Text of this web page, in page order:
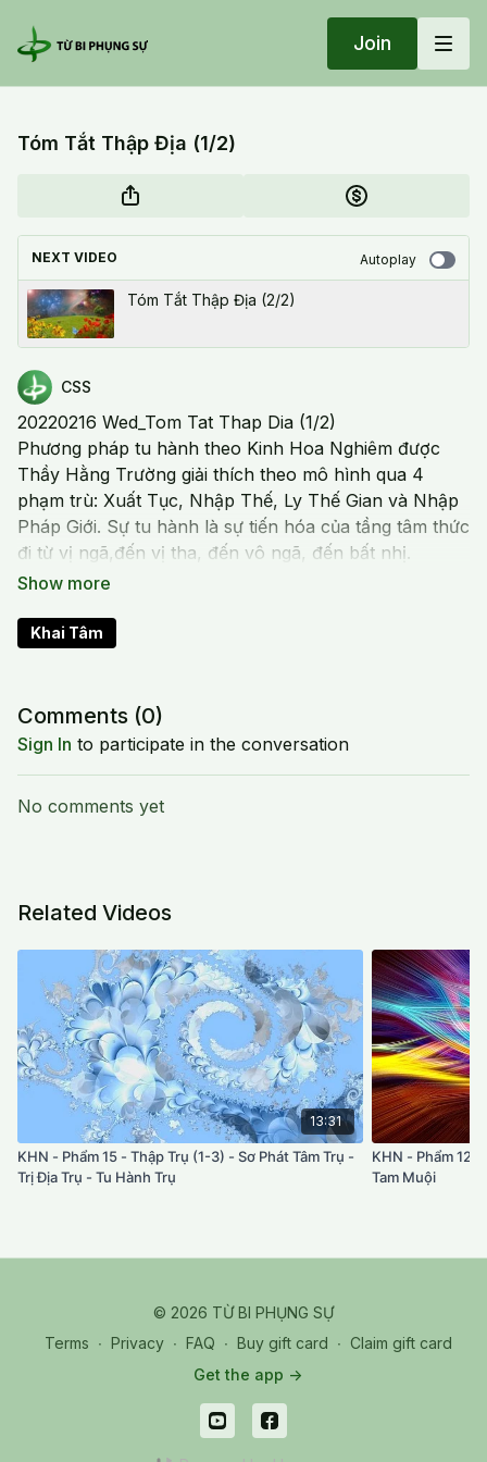
Join
Tóm Tắt Thập Địa (1/2)
NEXT VIDEO Autoplay
Tóm Tắt Thập Địa (2/2)
CSS
20220216 Wed_Tom Tat Thap Dia (1/2)
Phương pháp tu hành theo Kinh Hoa Nghiêm được
Thầy Hằng Trường giải thích theo mô hình qua 4
phạm trù: Xuất Tục, Nhập Thế, Ly Thế Gian và Nhập
Pháp Giới. Sự tu hành là sự tiến hóa của tầng tâm thức
đi từ vị ngã,đến vị tha, đến vô ngã, đến bất nhị.
Mô hình thứ nhất đi từ Xuất Tục tới Ly Thế Gian: Tu
minh vô lượng gọi là Tam Muội, lúc đó mình đi vào
minh. Chuyển hóa mạng lưới nhân duyên thành mạng
lưới quang minh.
Khai Tâm
Comments (0)
Sign In to participate in the conversation
No comments yet
Related Videos
13:31
KHN - Phẩm 15 - Thập Trụ (1-3) - Sơ Phát Tâm Trụ -
Trị Địa Trụ - Tu Hành Trụ
KHN - Phẩm 12-
Tam Muội
© 2026 TỪ BI PHỤNG SỰ
Terms ∙ Privacy ∙ FAQ ∙ Buy gift card ∙ Claim gift card
Get the app ->